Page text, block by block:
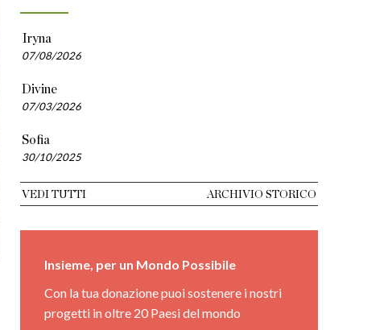
Iryna
07/08/2026
Divine
07/03/2026
Sofia
30/10/2025
VEDI TUTTI ARCHIVIO STORICO
Insieme, per un Mondo Possibile
Con la tua donazione puoi sostenere i nostri
progetti in oltre 20 Paesi del mondo